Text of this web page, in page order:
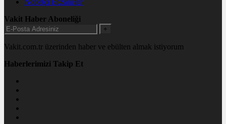
Nöbetçi Eczaneler
Vakit Haber Aboneliği
+
Vakit.com.tr üzerinden haber ve ebülten almak istiyorum
Haberlerimizi Takip Et